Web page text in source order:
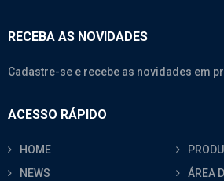
RECEBA AS NOVIDADES
Cadastre-se e recebe as novidades em
ACESSO RÁPIDO
HOME
NEWS
ÁREA